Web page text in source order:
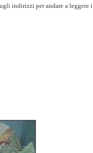
indirizzi per andare a leggere i